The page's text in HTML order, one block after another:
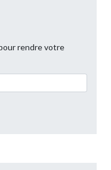
rendre votre